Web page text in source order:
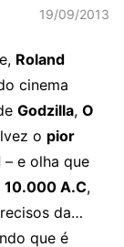
19/09/2013
Roland
cinema
Godzilla, O
o pior
– e olha que
10.000 A.C,
da…
que é